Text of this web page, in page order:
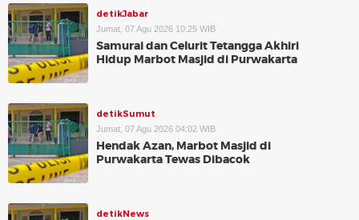
detikJabar
Jumat, 07 Agu 2026 10:25 WIB
Samurai dan Celurit Tetangga Akhiri
Hidup Marbot Masjid di Purwakarta
detikSumut
Jumat, 07 Agu 2026 04:02 WIB
Hendak Azan, Marbot Masjid di
Purwakarta Tewas Dibacok
detikNews